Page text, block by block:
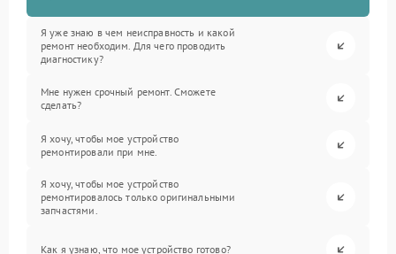
Я уже знаю в чем неисправность и какой
ремонт необходим. Для чего проводить
диагностику?
Мне нужен срочный ремонт. Сможете
сделать?
Я хочу, чтобы мое устройство
ремонтировали при мне.
Я хочу, чтобы мое устройство
ремонтировалось только оригинальными
запчастями.
Как я узнаю, что мое устройство готово?